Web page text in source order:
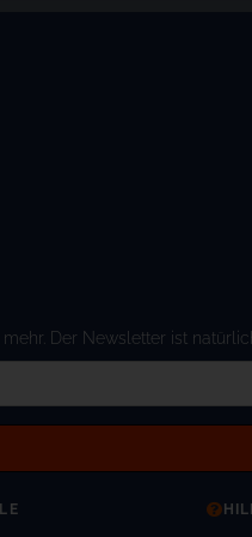
Der Newsletter ist